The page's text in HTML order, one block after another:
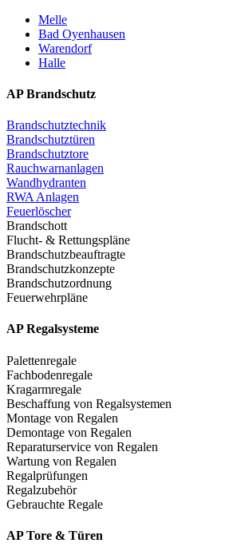
Melle
Bad Oyenhausen
Warendorf
Halle
AP Brandschutz
Brandschutztechnik
Brandschutztüren
Brandschutztore
Rauchwarnanlagen
Wandhydranten
RWA Anlagen
Feuerlöscher
Brandschott
Flucht- & Rettungspläne
Brandschutzbeauftragte
Brandschutzkonzepte
Brandschutzordnung
Feuerwehrpläne
AP Regalsysteme
Palettenregale
Fachbodenregale
Kragarmregale
Beschaffung von Regalsystemen
Montage von Regalen
Demontage von Regalen
Reparaturservice von Regalen
Wartung von Regalen
Regalprüfungen
Regalzubehör
Gebrauchte Regale
AP Tore & Türen